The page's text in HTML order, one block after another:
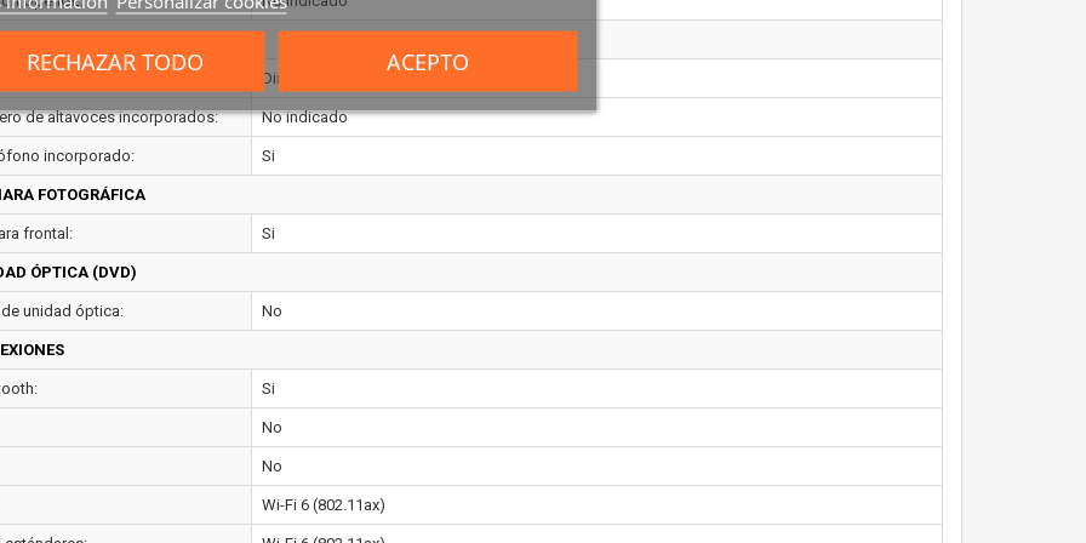
Dirac
de altavoces incorporados: No indicado
incorporado: Si
FOTOGRÁFICA
frontal: Si
ÓPTICA (DVD)
unidad óptica: No
Si
No
No
Wi-Fi 6 (802.11ax)
RECHAZAR TODO ACEPTO